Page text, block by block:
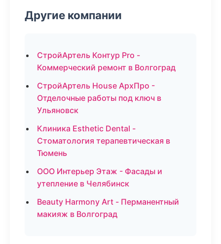
Другие компании
СтройАртель Контур Pro -
Коммерческий ремонт в Волгоград
СтройАртель House АрхПро -
Отделочные работы под ключ в
Ульяновск
Клиника Esthetic Dental -
Стоматология терапевтическая в
Тюмень
ООО Интерьер Этаж - Фасады и
утепление в Челябинск
Beauty Harmony Art - Перманентный
макияж в Волгоград